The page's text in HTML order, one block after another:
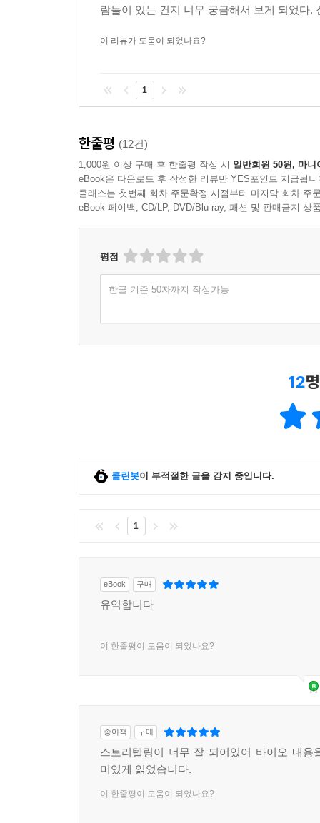
감지하는 식견을 갖추게 될 것이다. ‘삼성바이오
람들이 있는 건지 너무 궁금해서 보게 되었다
이 리뷰가 도움이 되었나요?
1
한줄평 (12건)
1,000원 이상 구매 후 한줄평 작성 시 일반회원 50원, 마니
eBook은 다운로드 후 작성한 리뷰만 YES포인트 지급됩니
클래스는 첫번째 회차 주문확정 시점부터 마지막 회차 주
eBook 페이백, CD/LP, DVD/Blu-ray, 패션 및 판매금지 상
평점
한글 기준 50자까지 작성가능
12
클린봇이 부적절한 글을 감지 중입니다.
1
eBook 구매
유익합니다
이 한줄평이 도움이 되었나요?
종이책 구매
스토리텔링이 너무 잘 되어있어 바이오 내용
미있게 읽었습니다.
이 한줄평이 도움이 되었나요?